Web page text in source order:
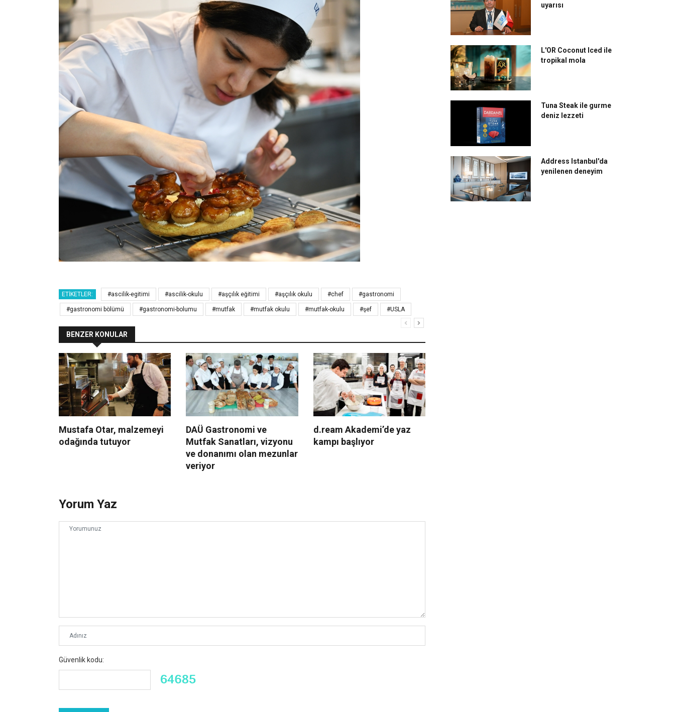
ETIKETLER: #ascilik-egitimi #ascilik-okulu #aşçılık eğitimi #aşçılık okulu #chef #gastronomi
#gastronomi bölümü #gastronomi-bolumu #mutfak #mutfak okulu #mutfak-okulu #şef #USLA
BENZER KONULAR
Mustafa Otar, malzemeyi
odağında tutuyor
DAÜ Gastronomi ve
Mutfak Sanatları, vizyonu
ve donanımı olan mezunlar
veriyor
d.ream Akademi’de yaz
kampı başlıyor
Yorum Yaz
Güvenlik kodu:
uyarısı
L'OR Coconut Iced ile
tropikal mola
Tuna Steak ile gurme
deniz lezzeti
Address Istanbul'da
yenilenen deneyim